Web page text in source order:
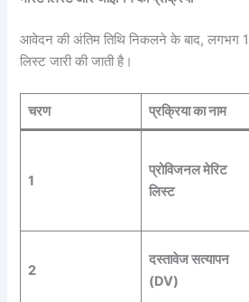
आवेदन की अंतिम तिथि निकलने के बाद, लगभग
लिस्ट जारी की जाती है।
चरण प्रक्रिया का नाम
1
प्रोविजनल मेरिट
लिस्ट
2
दस्तावेज सत्यापन
(DV)